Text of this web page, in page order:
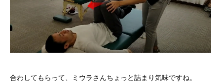
合わしてもらって、ミウラさんちょっと詰まり気味ですね。